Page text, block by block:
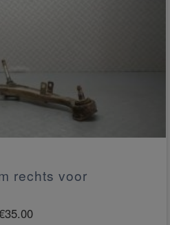
rechts voor
35.00